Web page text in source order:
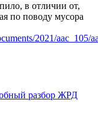
в отличии от,
по поводу мусора
2021/
разбор ЖРД